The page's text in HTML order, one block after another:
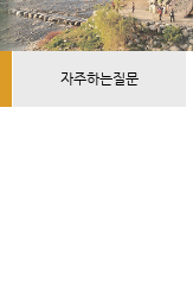
자주하는질문